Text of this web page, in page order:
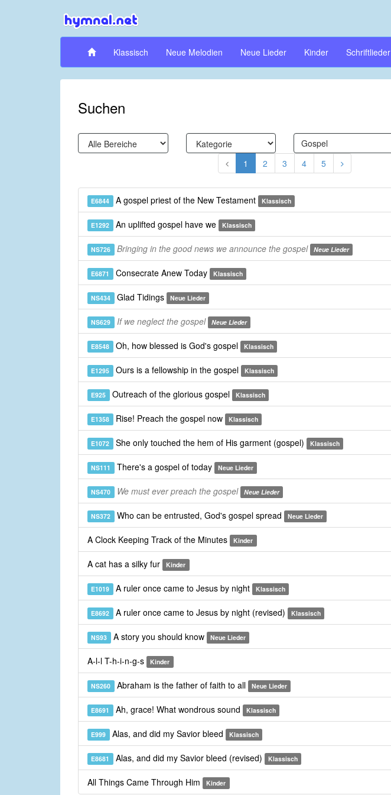
Klassisch Neue Melodien Neue Lieder Kinder Schriftlieder
Suchen
1 2 3 4 5
E6844 A gospel priest of the New Testament Klassisch
E1292 An uplifted gospel have we Klassisch
NS726 Bringing in the good news we announce the gospel Neue Lieder
E6871 Consecrate Anew Today Klassisch
NS434 Glad Tidings Neue Lieder
NS629 If we neglect the gospel Neue Lieder
E8548 Oh, how blessed is God's gospel Klassisch
E1295 Ours is a fellowship in the gospel Klassisch
E925 Outreach of the glorious gospel Klassisch
E1358 Rise! Preach the gospel now Klassisch
E1072 She only touched the hem of His garment (gospel) Klassisch
NS111 There's a gospel of today Neue Lieder
NS470 We must ever preach the gospel Neue Lieder
NS372 Who can be entrusted, God's gospel spread Neue Lieder
A Clock Keeping Track of the Minutes Kinder
A cat has a silky fur Kinder
E1019 A ruler once came to Jesus by night Klassisch
E8692 A ruler once came to Jesus by night (revised) Klassisch
NS93 A story you should know Neue Lieder
A-l-l T-h-i-n-g-s Kinder
NS260 Abraham is the father of faith to all Neue Lieder
E8691 Ah, grace! What wondrous sound Klassisch
E999 Alas, and did my Savior bleed Klassisch
E8681 Alas, and did my Savior bleed (revised) Klassisch
All Things Came Through Him Kinder